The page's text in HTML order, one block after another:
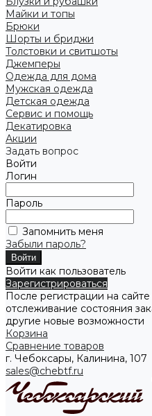
Майки и топы
Брюки
Шорты и бриджи
Толстовки и свитшоты
Джемперы
Одежда для дома
Мужская одежда
Детская одежда
Сервис и помощь
Декатировка
Акции
Задать вопрос
Войти
Логин
Пароль
Запомнить меня
Забыли пароль?
Войти как пользователь
Зарегистрироваться
После регистрации на
отслеживание состояния
другие новые возможности
Корзина
Сравнение товаров
г. Чебоксары, Калинина, 107
sales@chebtf.ru